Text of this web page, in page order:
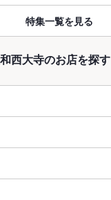
特集一覧を見る
西大寺のお店を探す